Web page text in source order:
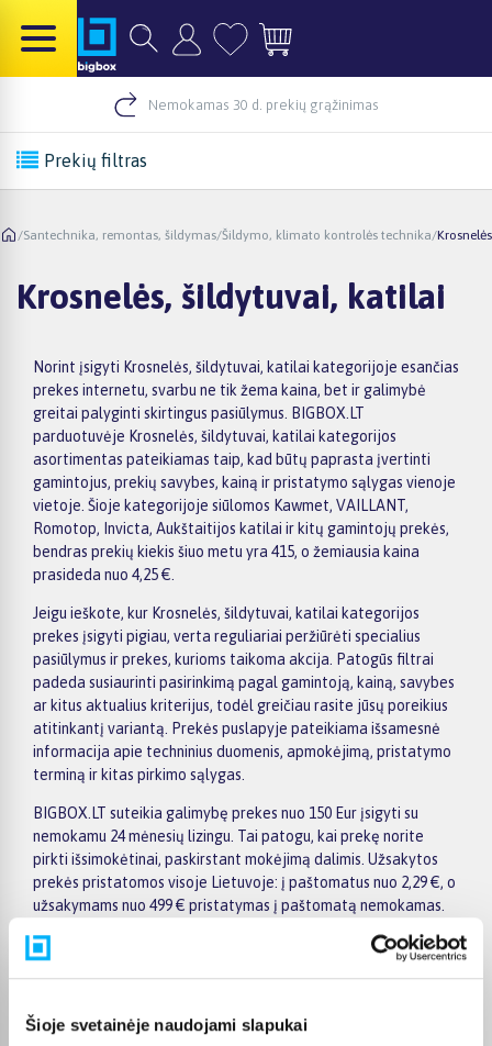
Šioje svetainėje naudojami slapukai
Nemokamas 30 d. prekių grąžinimas
Prekių filtras
/Santechnika, remontas, šildymas/Šildymo, klimato kontrolės technika/
Krosnelės, šildytuvai, katilai
Norint įsigyti Krosnelės, šildytuvai, katilai kategorijoje esančias
prekes internetu, svarbu ne tik žema kaina, bet ir galimybė
greitai palyginti skirtingus pasiūlymus. BIGBOX.LT
parduotuvėje Krosnelės, šildytuvai, katilai kategorijos
asortimentas pateikiamas taip, kad būtų paprasta įvertinti
gamintojus, prekių savybes, kainą ir pristatymo sąlygas vienoje
vietoje. Šioje kategorijoje siūlomos Kawmet, VAILLANT,
Romotop, Invicta, Aukštaitijos katilai ir kitų gamintojų prekės,
bendras prekių kiekis šiuo metu yra 415, o žemiausia kaina
prasideda nuo 4,25 €.
Jeigu ieškote, kur Krosnelės, šildytuvai, katilai kategorijos
prekes įsigyti pigiau, verta reguliariai peržiūrėti specialius
pasiūlymus ir prekes, kurioms taikoma akcija. Patogūs filtrai
padeda susiaurinti pasirinkimą pagal gamintoją, kainą, savybes
ar kitus aktualius kriterijus, todėl greičiau rasite jūsų poreikius
atitinkantį variantą. Prekės puslapyje pateikiama išsamesnė
informacija apie techninius duomenis, apmokėjimą, pristatymo
terminą ir kitas pirkimo sąlygas.
BIGBOX.LT suteikia galimybę prekes nuo 150 Eur įsigyti su
nemokamu 24 mėnesių lizingu. Tai patogu, kai prekę norite
pirkti išsimokėtinai, paskirstant mokėjimą dalimis. Užsakytos
prekės pristatomos visoje Lietuvoje: į paštomatus nuo 2,29 €, o
užsakymams nuo 499 € pristatymas į paštomatą nemokamas.
Sandėlyje esančios prekės įprastai pristatomos per 1–2 darbo
nurodomas jos puslapyje. Pasirinktą prekę iš Krosnelės,
šildytuvai, katilai kategorijos galite gauti paštomatu, per